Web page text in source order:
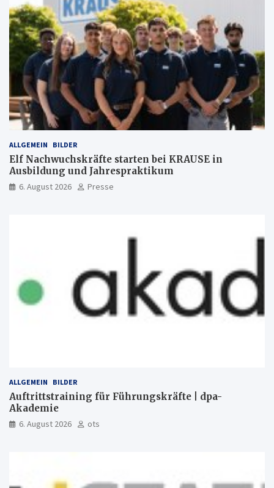
ALLGEMEIN BILDER
Elf Nachwuchskräfte starten bei KRAUSE in
Ausbildung und Jahrespraktikum
6. August 2026 Presse
ALLGEMEIN BILDER
Auftrittstraining für Führungskräfte | dpa-
Akademie
6. August 2026 ots